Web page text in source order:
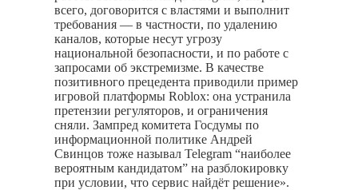
всего, договорится с властями и выполнит
требования — в частности, по удалению
каналов, которые несут угрозу
национальной безопасности, и по работе с
запросами об экстремизме. В качестве
позитивного прецедента приводили пример
игровой платформы Roblox: она устранила
претензии регуляторов, и ограничения
сняли. Зампред комитета Госдумы по
информационной политике Андрей
Свинцов тоже называл Telegram “наиболее
вероятным кандидатом” на разблокировку
при условии, что сервис найдёт решение».